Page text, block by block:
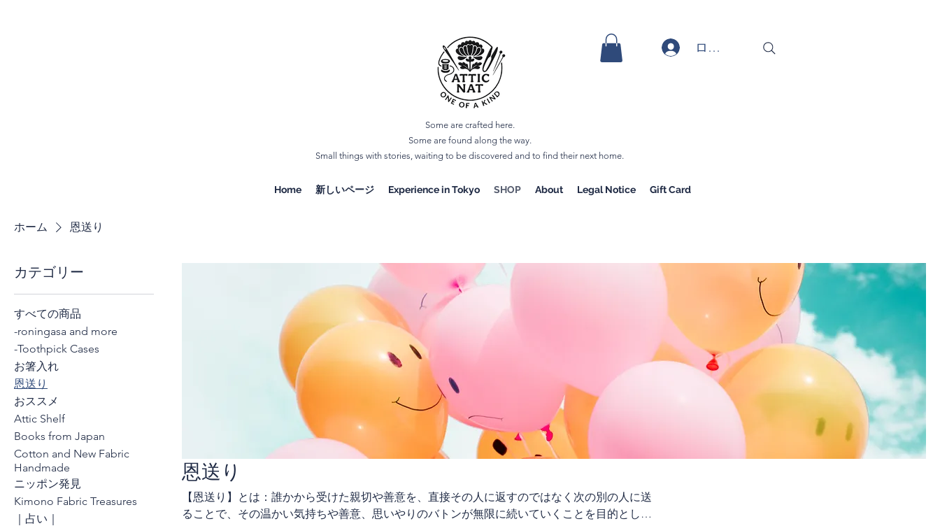
ログイン
Some are crafted here.
Some are found along the way.
Small things with stories, waiting to be discovered and to find their next home.
Home 新しいページ Experience in Tokyo SHOP About Legal Notice Gift Card
ホーム 恩送り
カテゴリー
すべての商品
-roningasa and more
-Toothpick Cases
お箸入れ
恩送り
おススメ
Attic Shelf
Books from Japan
Cotton and New Fabric
Handmade
ニッポン発見
Kimono Fabric Treasures
｜占い｜
恩送り
【恩送り】とは：誰かから受けた親切や善意を、直接その人に返すのではなく次の別の人に送
ることで、その温かい気持ちや善意、思いやりのバトンが無限に続いていくことを目的として